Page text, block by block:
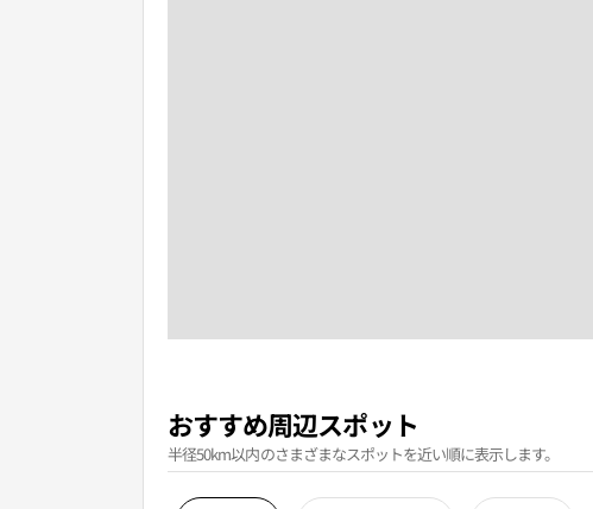
おすすめ周辺スポット
半径50km以内のさまざまなスポットを近い順に表示します。